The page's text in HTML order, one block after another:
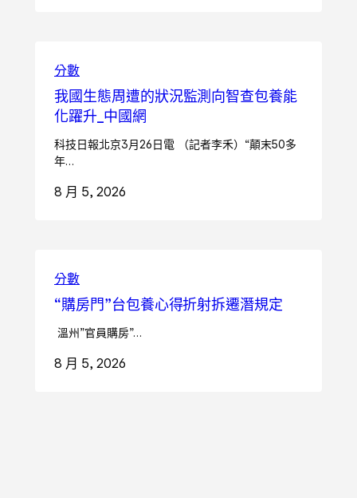
分數
我國生態周遭的狀況監測向智查包養能
化躍升_中國網
科技日報北京3月26日電 （記者李禾）“顛末50多
年…
8 月 5, 2026
分數
“購房門”台包養心得折射拆遷潛規定
溫州”官員購房”…
8 月 5, 2026